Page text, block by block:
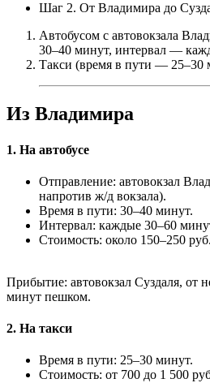
Шаг 2. От Владимира до
Автобусом с автовокзала
30–40 минут, интервал —
Такси (время в пути — 25–30
Из Владимира
1. На автобусе
Отправление: автовокзал
напротив ж/д вокзала).
Время в пути: 30–40 минут.
Интервал: каждые 30–60
Стоимость: около 150–250 руб.
Прибытие: автовокзал Суздаля, от
минут пешком.
2. На такси
Время в пути: 25–30 минут.
Стоимость: от 700 до 1 500